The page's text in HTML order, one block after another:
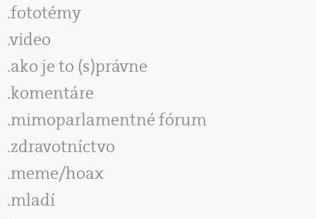
fototémy
video
ako je to (s)právne
komentáre
mimoparlamentné fórum
zdravotníctvo
meme/hoax
mladí